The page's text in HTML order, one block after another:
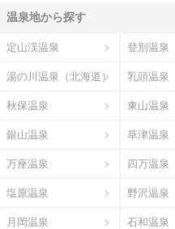
温泉地から探す
定山渓温泉 登別温泉
湯の川温泉（北海道） 乳頭温泉
秋保温泉 東山温泉
銀山温泉 草津温泉
万座温泉 四万温泉
塩原温泉 野沢温泉
月岡温泉 石和温泉